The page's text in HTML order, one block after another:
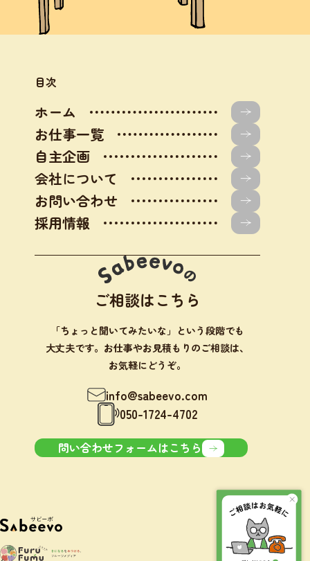
目次
ホーム
お仕事一覧
自主企画
会社について
お問い合わせ
採用情報
ご相談はこちら
「ちょっと聞いてみたいな」という段階でも
大丈夫です。お仕事やお見積もりのご相談は、
お気軽にどうぞ。
info@sabeevo.com
050-1724-4702
問い合わせフォームはこちら